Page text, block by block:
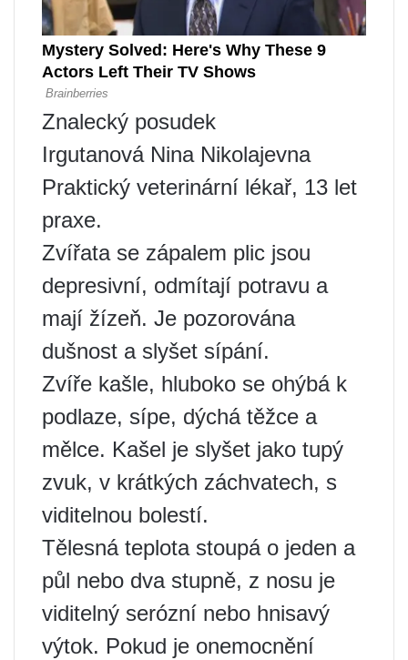
Znalecký posudek
Irgutanová Nina Nikolajevna
Praktický veterinární lékař, 13 let
praxe.
Zvířata se zápalem plic jsou
depresivní, odmítají potravu a
mají žízeň. Je pozorována
dušnost a slyšet sípání.
Zvíře kašle, hluboko se ohýbá k
podlaze, sípe, dýchá těžce a
mělce. Kašel je slyšet jako tupý
zvuk, v krátkých záchvatech, s
viditelnou bolestí.
Tělesná teplota stoupá o jeden a
půl nebo dva stupně, z nosu je
viditelný serózní nebo hnisavý
výtok. Pokud je onemocnění